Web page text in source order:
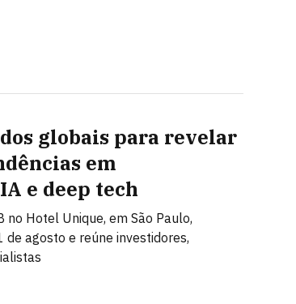
globais para revelar
em
e deep tech
no Hotel Unique, em São Paulo,
agosto e reúne investidores,